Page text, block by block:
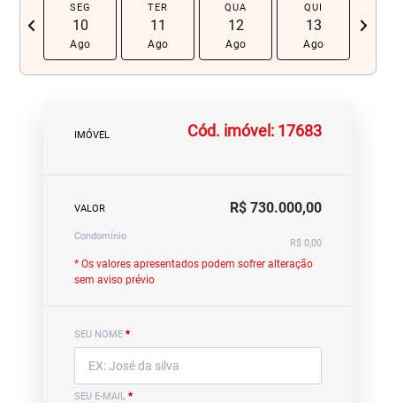
chevron_left
SEG
10
Ago
TER
11
Ago
QUA
12
Ago
QUI
13
Ago
navigate_next
IMÓVEL Cód. imóvel: 17683
VALOR R$ 730.000,00
Condomínio
R$ 0,00
* Os valores apresentados podem sofrer alteração
sem aviso prévio
SEU NOME *
SEU E-MAIL *